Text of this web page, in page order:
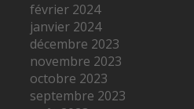
février 2024
janvier 2024
décembre 2023
novembre 2023
octobre 2023
septembre 2023